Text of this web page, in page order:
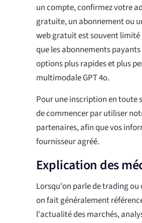
un compte, confirmez votre
gratuite, un abonnement ou
web gratuit est souvent limité
que les abonnements
options plus rapides et plus
multimodale GPT 4o.
Pour une inscription en
de commencer par utiliser
partenaires, afin que vos
fournisseur agréé.
Explication des
Lorsqu'on parle de trading
on fait généralement
l'actualité des marchés,